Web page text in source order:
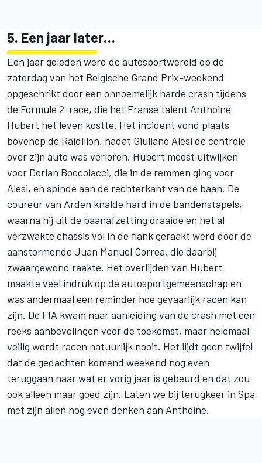
5. Een jaar later…
Een jaar geleden werd de autosportwereld op de
zaterdag van het Belgische Grand Prix-weekend
opgeschrikt door een onnoemelijk harde crash tijdens
de Formule 2-race, die het Franse talent Anthoine
Hubert het leven kostte. Het incident vond plaats
bovenop de Raidillon, nadat Giuliano Alesi de controle
over zijn auto was verloren. Hubert moest uitwijken
voor Dorian Boccolacci, die in de remmen ging voor
Alesi, en spinde aan de rechterkant van de baan. De
coureur van Arden knalde hard in de bandenstapels,
waarna hij uit de baanafzetting draaide en het al
verzwakte chassis vol in de flank geraakt werd door de
aanstormende Juan Manuel Correa, die daarbij
zwaargewond raakte. Het overlijden van Hubert
maakte veel indruk op de autosportgemeenschap en
was andermaal een reminder hoe gevaarlijk racen kan
zijn. De FIA kwam naar aanleiding van de crash met een
reeks aanbevelingen voor de toekomst, maar helemaal
veilig wordt racen natuurlijk nooit. Het lijdt geen twijfel
dat de gedachten komend weekend nog even
teruggaan naar wat er vorig jaar is gebeurd en dat zou
ook alleen maar goed zijn. Laten we bij terugkeer in Spa
met zijn allen nog even denken aan Anthoine.